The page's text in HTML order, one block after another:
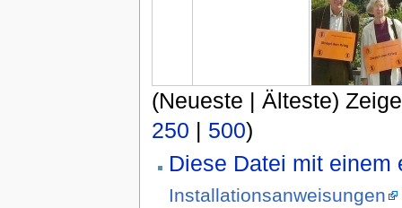
(Neueste | Älteste)
250 | 500)
Diese Datei mit einem
Installationsanweisungen